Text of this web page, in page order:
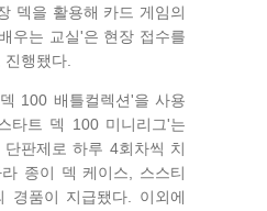
덱을 활용해 카드 게임의
우는 교실'은 현장 접수를
행됐다.
100 배틀컬렉션'을 사용
타트 덱 100 미니리그'는
판제로 하루 4회차씩 치
종이 덱 케이스, 스스티
경품이 지급됐다. 이외에